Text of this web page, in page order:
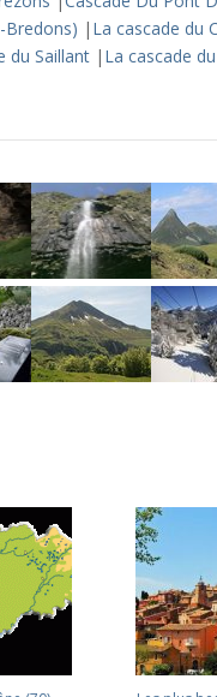
Bredons) | La cascade du
du Saillant | La cascade